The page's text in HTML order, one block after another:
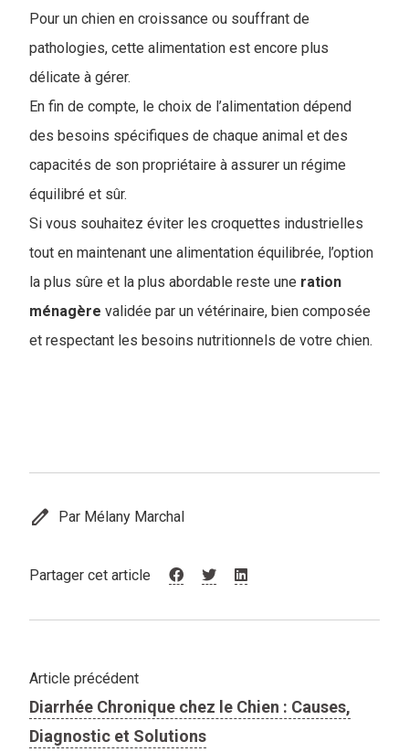
Pour un chien en croissance ou souffrant de
pathologies, cette alimentation est encore plus
délicate à gérer.
En fin de compte, le choix de l’alimentation dépend
des besoins spécifiques de chaque animal et des
capacités de son propriétaire à assurer un régime
équilibré et sûr.
Si vous souhaitez éviter les croquettes industrielles
tout en maintenant une alimentation équilibrée, l’option
la plus sûre et la plus abordable reste une ration
ménagère validée par un vétérinaire, bien composée
et respectant les besoins nutritionnels de votre chien.
edit Par Mélany Marchal
Partager cet article
Article précédent
Diarrhée Chronique chez le Chien : Causes,
Diagnostic et Solutions